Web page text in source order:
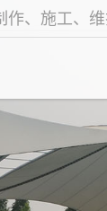
、施工、维